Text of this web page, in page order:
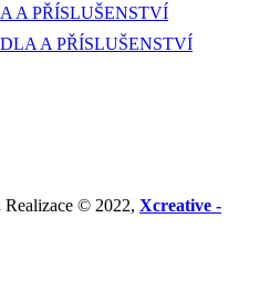
A PŘÍSLUŠENSTVÍ
A PŘÍSLUŠENSTVÍ
Realizace © 2022, Xcreative -